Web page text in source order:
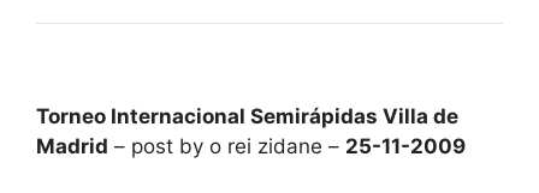
Torneo Internacional Semirápidas Villa de
Madrid – post by o rei zidane – 25-11-2009